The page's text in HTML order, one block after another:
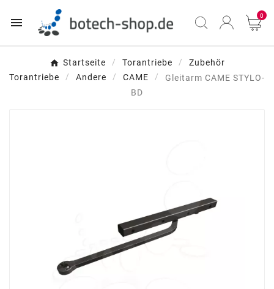
 0
Startseite Torantriebe
Zubehör
Torantriebe
Andere CAME
Gleitarm CAME STYLO-
BD